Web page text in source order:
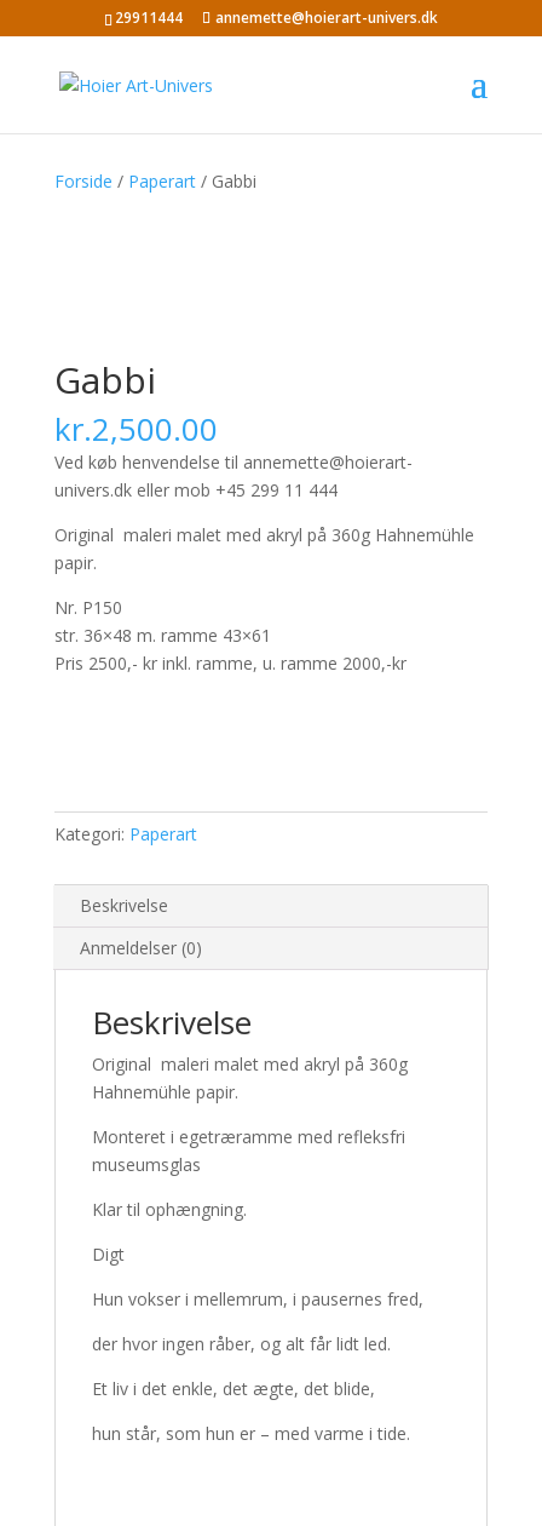
29911444 annemette@hoierart-univers.dk
Forside / Paperart/ Gabbi
Gabbi
kr.2,500.00
Ved køb henvendelse til annemette@hoierart-
univers.dk eller mob +45 299 11 444
Original maleri malet med akryl på 360g Hahnemühle
papir.
Nr. P150
str. 36×48 m. ramme 43×61
Pris 2500,- kr inkl. ramme, u. ramme 2000,-kr
Kategori: Paperart
Beskrivelse
Anmeldelser (0)
Beskrivelse
Original maleri malet med akryl på 360g
Hahnemühle papir.
Monteret i egetræramme med refleksfri
museumsglas
Klar til ophængning.
Digt
Hun vokser i mellemrum, i pausernes fred,
der hvor ingen råber, og alt får lidt led.
Et liv i det enkle, det ægte, det blide,
hun står, som hun er – med varme i tide.